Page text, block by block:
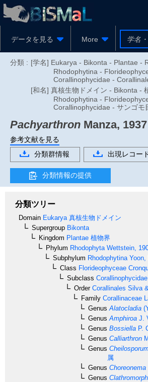
データを見る More
分類 : [学名] Eukarya - Bikonta - Plantae -
Rhodophytina -
Corallinophycidae -
[和名] 真核生物ドメイン - Bikonta -
Rhodophytina -
Corallinophycidae - サンゴモ
Pachyarthron Manza, 1937
参考文献を見る
分類群情報
出現レコー
分類情報の提供
分類ツリー
Domain Eukarya 真核生物ドメイン
Supergroup Bikonta
Kingdom Plantae 植物界
Phylum Rhodophyta Wettstein,
Subphylum Rhodophytina Yoon,
Class Florideophyceae
Subclass Corallinophycidae
OrderCorallinales Silva
Family Corallinaceae
Genus Alatocladia
Genus Amphiroa J.
Genus Bossiella P.
Genus Calliarthron
Genus
属
Genus Choreonema
Genus